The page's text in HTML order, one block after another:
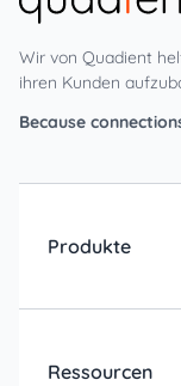
Wir von Quadient
ihren Kunden
Because
Produkte
Ressourcen